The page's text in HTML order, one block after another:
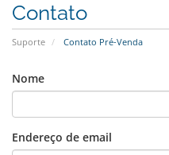
Contato
Suporte Contato Pré-Venda
Nome
Endereço de email